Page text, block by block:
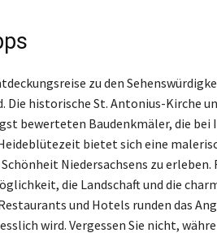
zu den
Die historische St. Antonius-Kirche
bewerteten Baudenkmäler, die
bietet sich eine
Niedersachsens zu
die Landschaft und die
und Hotels runden das
wird. Vergessen Sie nicht,